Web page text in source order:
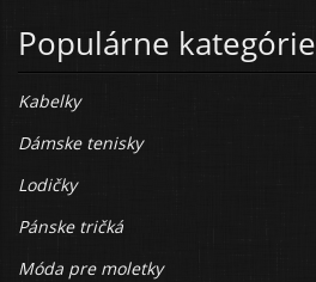
Populárne kategórie
Kabelky
Dámske tenisky
Lodičky
Pánske tričká
Móda pre moletky